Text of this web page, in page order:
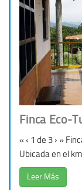
Finca Eco-
« ‹ 1 de 3 › »
Ubicada en el
Leer Más